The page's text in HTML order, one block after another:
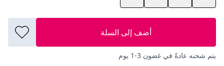
أضف إلى السلة
يتم شحنه عادةً في غضون 3-1 يوم